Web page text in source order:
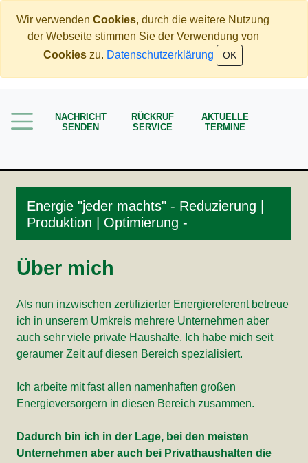
Wir verwenden Cookies, durch die weitere Nutzung
der Webseite stimmen Sie der Verwendung von
Cookies zu. Datenschutzerklärung OK
NACHRICHT
SENDEN
RÜCKRUF
SERVICE
AKTUELLE
TERMINE
Mehr Geld verdienen
Meine Angebote
Energie "jeder machts" - Reduzierung |
Produktion | Optimierung -
Über mich
Als nun inzwischen zertifizierter Energiereferent betreue
ich in unserem Umkreis mehrere Unternehmen aber
auch sehr viele private Haushalte. Ich habe mich seit
geraumer Zeit auf diesen Bereich spezialisiert.
Ich arbeite mit fast allen namenhaften großen
Energieversorgern in diesen Bereich zusammen.
Dadurch bin ich in der Lage, bei den meisten
Unternehmen aber auch bei Privathaushalten die